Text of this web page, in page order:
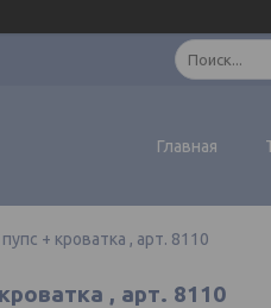
Главная
+ кроватка , арт. 8110
, арт. 8110